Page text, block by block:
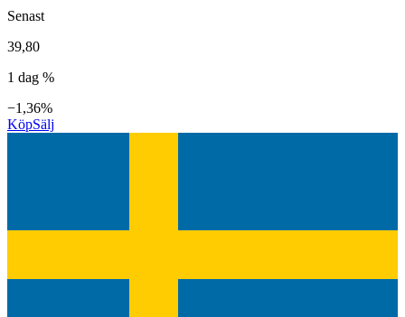
Senast
39,80
1 dag %
−1,36%
KöpSälj